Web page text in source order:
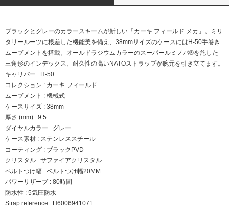
ブラックとグレーのカラースキームが新しい「カーキ フィールド メカ」。ミリ
タリールーツに根差した機能美を備え、38mmサイズのケースにはH-50手巻き
ムーブメントを搭載。オールドラジウムカラーのスーパールミノバ®を施した
三角形のインデックス、耐久性の高いNATOストラップが腕元を引き立てます。
キャリバー : H-50
コレクション : カーキ フィールド
ムーブメント : 機械式
ケースサイズ : 38mm
厚さ (mm) : 9.5
ダイヤルカラー : グレー
ケース素材 : ステンレススチール
コーティング : ブラックPVD
クリスタル : サファイアクリスタル
ベルトつけ幅 : ベルトつけ幅20MM
パワーリザーブ : 80時間
防水性 : 5気圧防水
Strap reference : H6006941071